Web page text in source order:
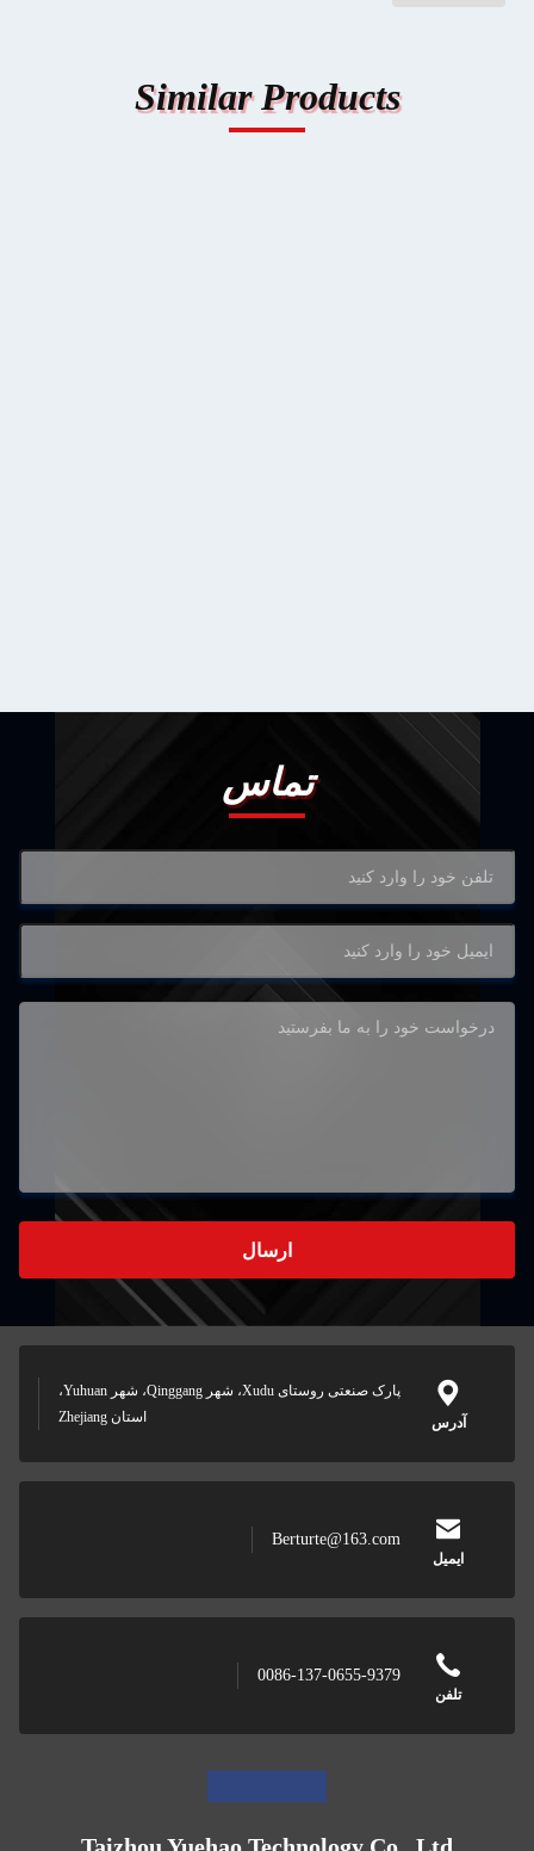
Similar Products
تماس
ارسال
آدرس
پارک صنعتی روستای Xudu، شهر Qinggang، شهر Yuhuan،
استان Zhejiang
ایمیل
Berturte@163.com
تلفن
0086-137-0655-9379